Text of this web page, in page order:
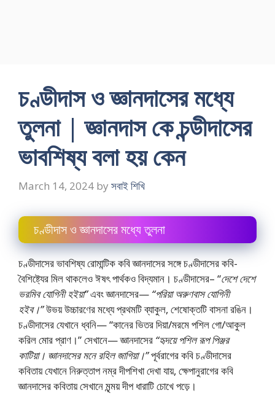
চণ্ডীদাস ও জ্ঞানদাসের মধ্যে
তুলনা | জ্ঞানদাস কে চন্ডীদাসের
ভাবশিষ্য বলা হয় কেন
March 14, 2024 by সবাই শিখি
চণ্ডীদাস ও জ্ঞানদাসের মধ্যে তুলনা
চণ্ডীদাসের ভাবশিষ্য রোমান্টিক কবি জ্ঞানদাসের সঙ্গে চণ্ডীদাসের কবি-
বৈশিষ্ট্যের মিল থাকলেও ঈষৎ পার্থকও বিদ্যমান। চণ্ডীদাসের– “দেশে দেশে
ভরমিব যোগিনী হইয়া”এবং জ্ঞানদাসের— “পরিয়া অরুণবাস যোগিনী
হইব।”উভয় উচ্চারণের মধ্যে প্রথমটি ব্যাকুল, শেষোক্তটি বাসনা রঙিন।
চণ্ডীদাসের যেখানে ধ্বনি— “কানের ভিতর দিয়া/মরমে পশিল গো/আকুল
করিল মোর প্রাণ।” সেখানে— জ্ঞানদাসের “হৃদয়ে পশিল রূপ পিঞ্জর
কাটিয়া। জ্ঞানদাসের মনে রহিল জাগিয়া।”পূর্বরাগের কবি চণ্ডীদাসের
কবিতায় যেখানে নিরুত্তাপ নম্র দীপশিখা দেখা যায়, ক্ষেপানুরাগের কবি
জ্ঞানদাসের কবিতায় সেখানে মৃন্ময় দীপ ধারাটি চোখে পড়ে।